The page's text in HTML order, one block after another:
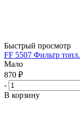
Быстрый просмотр
FF 5507 Фильтр
Мало
870 ₽
-
В корзину